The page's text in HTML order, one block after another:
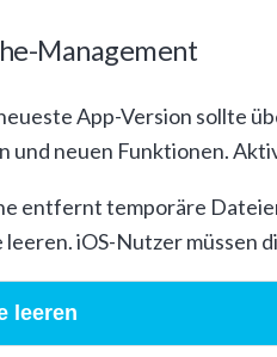
Management
App-Version sollte
und neuen Funktionen.
entfernt temporäre
leeren. iOS-Nutzer
leeren